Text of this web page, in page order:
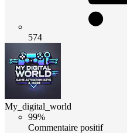
574
My_digital_world
99%
Commentaire positif